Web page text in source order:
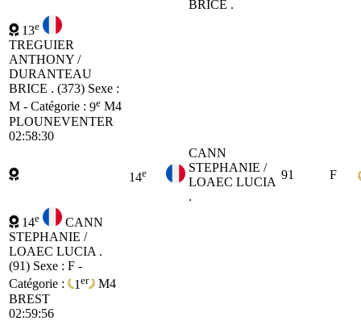
BRICE .
13e
TREGUIER
ANTHONY /
DURANTEAU
BRICE . (373) Sexe :
M - Catégorie : 9e M4
PLOUNEVENTER
02:58:30
14e
CANN
STEPHANIE /
LOAEC LUCIA
.
91 F
14e
CANN
STEPHANIE /
LOAEC LUCIA .
(91) Sexe : F -
Catégorie :
1 er
M4
BREST
02:59:56